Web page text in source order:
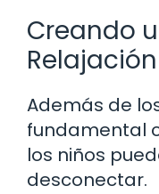
Creando
Relajación
Además de
fundamental
los niños
desconectar.